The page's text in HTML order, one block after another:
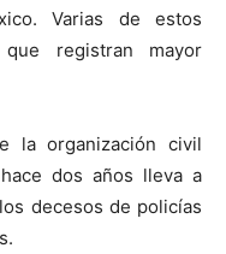
Varias de estos
registran mayor
la organización civil
dos años lleva a
decesos de policías